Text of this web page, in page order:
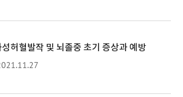
성허혈발작 및 뇌졸중 초기 증상과 예방